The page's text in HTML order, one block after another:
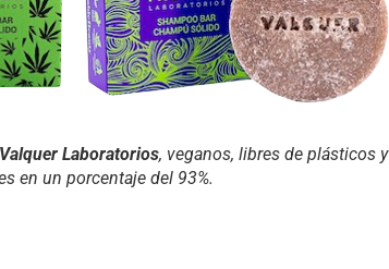
Valquer Laboratorios, veganos, libres de plásticos y
en un porcentaje del 93%.